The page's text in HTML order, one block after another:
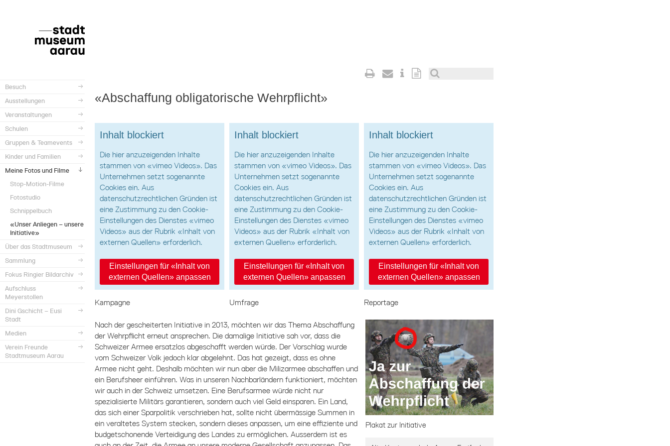
Besuch
Ausstellungen
Veranstaltungen
Schulen
Gruppen & Teamevents
Kinder und Familien
Meine Fotos und Filme
Stop-Motion-Filme
Fotostudio
Schnippelbuch
«Unser Anliegen – unsere
Initiative»
Über das Stadtmuseum
Sammlung
Fokus Ringier Bildarchiv
Aufschluss
Meyerstollen
Dini Gschicht – Eusi
Stadt
Medien
Verein Freunde
Stadtmuseum Aarau
«Abschaffung obligatorische Wehrpflicht»
Inhalt blockiert
Die hier anzuzeigenden Inhalte
stammen von «vimeo Videos». Das
Unternehmen setzt sogenannte
Cookies ein. Aus
datenschutzrechtlichen Gründen ist
eine Zustimmung zu den Cookie-
Einstellungen des Dienstes «vimeo
Videos» aus der Rubrik «Inhalt von
externen Quellen» erforderlich.
Einstellungen für «Inhalt von
externen Quellen» anpassen
Kampagne
Inhalt blockiert
Die hier anzuzeigenden Inhalte
stammen von «vimeo Videos». Das
Unternehmen setzt sogenannte
Cookies ein. Aus
datenschutzrechtlichen Gründen ist
eine Zustimmung zu den Cookie-
Einstellungen des Dienstes «vimeo
Videos» aus der Rubrik «Inhalt von
externen Quellen» erforderlich.
Einstellungen für «Inhalt von
externen Quellen» anpassen
Umfrage
Inhalt blockiert
Die hier anzuzeigenden Inhalte
stammen von «vimeo Videos». Das
Unternehmen setzt sogenannte
Cookies ein. Aus
datenschutzrechtlichen Gründen ist
eine Zustimmung zu den Cookie-
Einstellungen des Dienstes «vimeo
Videos» aus der Rubrik «Inhalt von
externen Quellen» erforderlich.
Einstellungen für «Inhalt von
externen Quellen» anpassen
Reportage
Nach der gescheiterten Initiative in 2013, möchten wir das Thema Abschaffung
der Wehrpflicht erneut ansprechen. Die damalige Initiative sah vor, dass die
Schweizer Armee ersatzlos abgeschafft werden würde. Der Vorschlag wurde
vom Schweizer Volk jedoch klar abgelehnt. Das hat gezeigt, dass es ohne
Armee nicht geht. Deshalb möchten wir nun aber die Milizarmee abschaffen und
ein Berufsheer einführen. Was in unseren Nachbarländern funktioniert, möchten
wir auch in der Schweiz umsetzen. Eine Berufsarmee würde nicht nur
spezialisierte Militärs garantieren, sondern auch viel Geld einsparen. Ein Land,
das sich einer Sparpolitik verschrieben hat, sollte nicht übermässige Summen in
ein veraltetes System stecken, sondern dieses anpassen, um eine effiziente und
budgetschonende Verteidigung des Landes zu ermöglichen. Ausserdem ist es
Plakat zur Initiative